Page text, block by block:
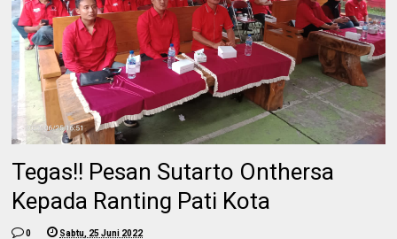
Tegas!! Pesan Sutarto Onthersa
Kepada Ranting Pati Kota
0 Sabtu, 25 Juni 2022